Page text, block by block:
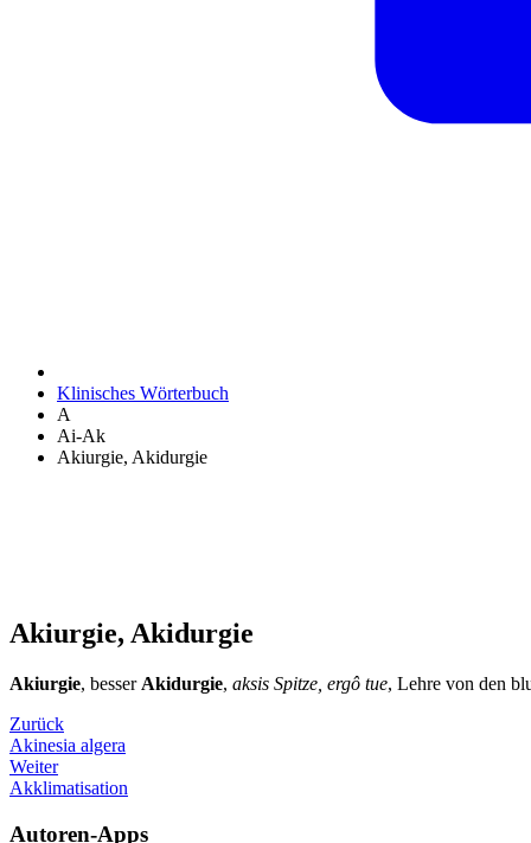
Klinisches Wörterbuch
A
Ai-Ak
Akiurgie, Akidurgie
Akiurgie, Akidurgie
Akiurgie, besser Akidurgie, aksis Spitze, ergô tue, Lehre von den
Zurück
Akinesia algera
Weiter
Akklimatisation
Autoren-Apps